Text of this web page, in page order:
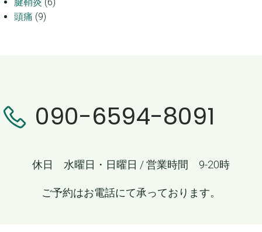
頭痛 (9)
090-6594-8091
休日 水曜日・日曜日 / 営業時間 9-20時
ご予約はお電話にて承っております。